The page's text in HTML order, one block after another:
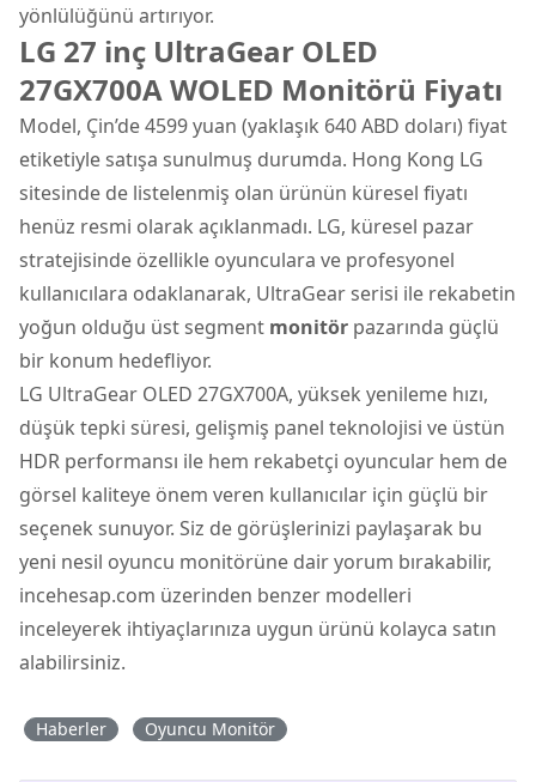
yönlülüğünü artırıyor.
LG 27 inç UltraGear OLED
27GX700A WOLED Monitörü Fiyatı
Model, Çin’de 4599 yuan (yaklaşık 640 ABD doları) fiyat
etiketiyle satışa sunulmuş durumda. Hong Kong LG
sitesinde de listelenmiş olan ürünün küresel fiyatı
henüz resmi olarak açıklanmadı. LG, küresel pazar
stratejisinde özellikle oyunculara ve profesyonel
kullanıcılara odaklanarak, UltraGear serisi ile rekabetin
yoğun olduğu üst segment monitör pazarında güçlü
bir konum hedefliyor.
LG UltraGear OLED 27GX700A, yüksek yenileme hızı,
düşük tepki süresi, gelişmiş panel teknolojisi ve üstün
HDR performansı ile hem rekabetçi oyuncular hem de
görsel kaliteye önem veren kullanıcılar için güçlü bir
seçenek sunuyor. Siz de görüşlerinizi paylaşarak bu
yeni nesil oyuncu monitörüne dair yorum bırakabilir,
incehesap.com üzerinden benzer modelleri
inceleyerek ihtiyaçlarınıza uygun ürünü kolayca satın
alabilirsiniz.
Haberler Oyuncu Monitör